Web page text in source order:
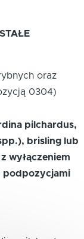
oraz
0304)
pilchardus,
brisling lub
wyłączeniem
podpozycjami